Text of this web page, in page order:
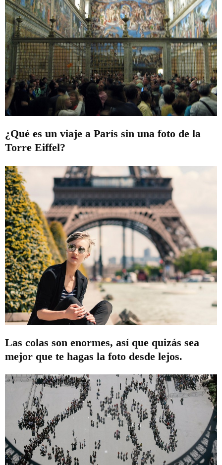
¿Qué es un viaje a París sin una foto de la
Torre Eiffel?
Las colas son enormes, así que quizás sea
mejor que te hagas la foto desde lejos.